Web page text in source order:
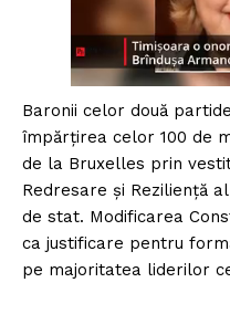
Baronii celor două
împărțirea celor 100 de
de la Bruxelles prin
Redresare și Reziliență
de stat. Modificarea
ca justificare pentru
pe majoritatea liderilor